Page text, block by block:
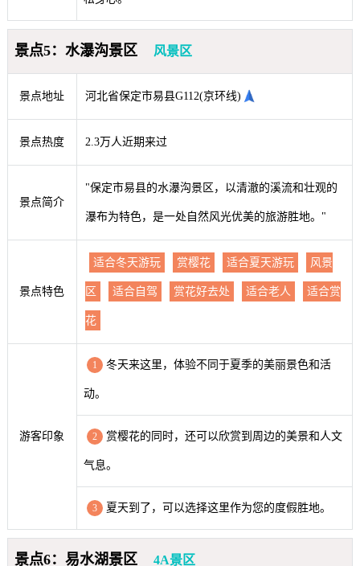
景点5：水瀑沟景区 风景区
景点地址 河北省保定市易县G112(京环线)
景点热度 2.3万人近期来过
景点简介
"保定市易县的水瀑沟景区，以清澈的溪流和壮观的
瀑布为特色，是一处自然风光优美的旅游胜地。"
景点特色
适合冬天游玩 赏樱花 适合夏天游玩 风景
区 适合自驾 赏花好去处 适合老人 适合赏
花
游客印象
1 冬天来这里，体验不同于夏季的美丽景色和活
动。
2 赏樱花的同时，还可以欣赏到周边的美景和人文
气息。
3 夏天到了，可以选择这里作为您的度假胜地。
景点6：易水湖景区 4A景区